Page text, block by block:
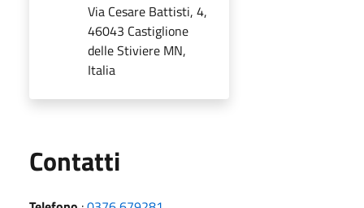
Via Cesare Battisti, 4,
46043 Castiglione
delle Stiviere MN,
Italia
Contatti